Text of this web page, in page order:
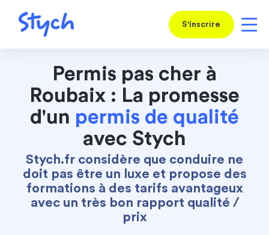
S'inscrire
Permis pas cher à
Roubaix : La promesse
d'un permis de qualité
avec Stych
Stych.fr considère que conduire ne
doit pas être un luxe et propose des
formations à des tarifs avantageux
avec un très bon rapport qualité /
prix